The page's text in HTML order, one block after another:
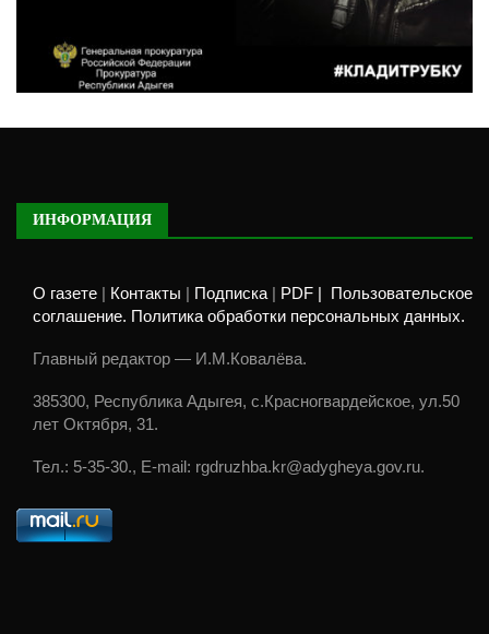
ИНФОРМАЦИЯ
О газете Контакты Подписка PDF |
Пользовательское
соглашение. Политика обработки персональных данных.
Главный редактор — И.М.Ковалёва.
385300, Республика Адыгея, с.Красногвардейское, ул.50
лет Октября, 31.
Тел.: 5-35-30., E-mail: rgdruzhba.kr@adygheya.gov.ru.